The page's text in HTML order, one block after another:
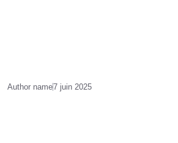
Author name7 juin 2025